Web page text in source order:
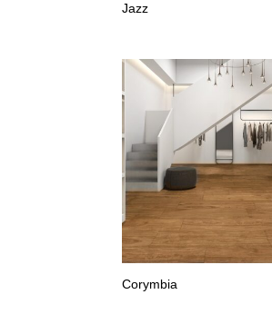
Jazz
Corymbia